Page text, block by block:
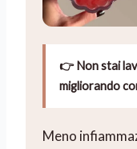
👉 Non stai
migliorando
Meno